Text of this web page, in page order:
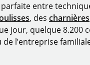
entre
, des charnières
jour, quelque
l’entreprise